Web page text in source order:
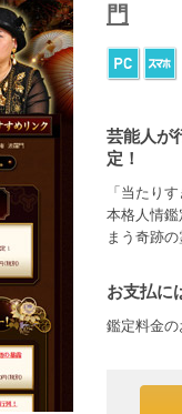
門
芸能人が
定！
「当たり
本格人情
まう奇跡
お支払に
鑑定料金